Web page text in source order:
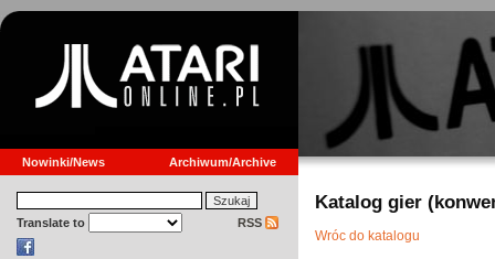
Nowinki/News Archiwum/Archive
Translate to RSS
Katalog gier
Wróc do katalogu